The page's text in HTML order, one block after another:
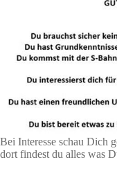
Bei Interesse schau Dich
dort findest du alles was